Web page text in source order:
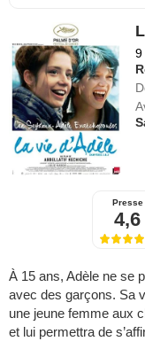
9
Presse
4,6
À 15 ans, Adèle ne se
avec des garçons. Sa
une jeune femme aux
et lui permettra de